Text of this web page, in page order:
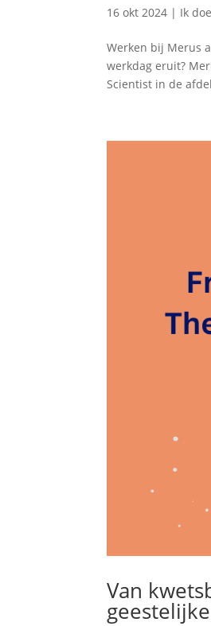
16 okt 2024 | Ik
Werken bij Merus
werkdag eruit?
Scientist in de
Van